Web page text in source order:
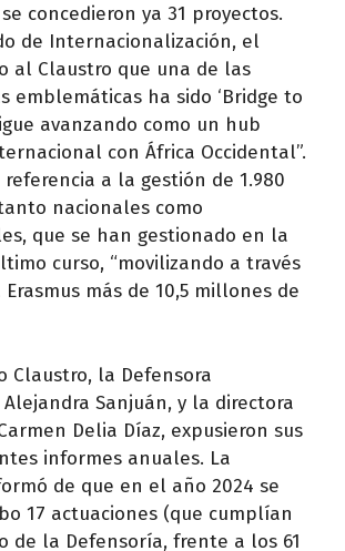
concedieron ya 31 proyectos.
de Internacionalización, el
al Claustro que una de las
emblemáticas ha sido ‘Bridge to
avanzando como un hub
con África Occidental”.
a la gestión de 1.980
nacionales como
que se han gestionado en la
curso, “movilizando a través
más de 10,5 millones de
Claustro, la Defensora
Sanjuán, y la directora
Delia Díaz, expusieron sus
informes anuales. La
de que en el año 2024 se
17 actuaciones (que cumplían
de la Defensoría, frente a los 61